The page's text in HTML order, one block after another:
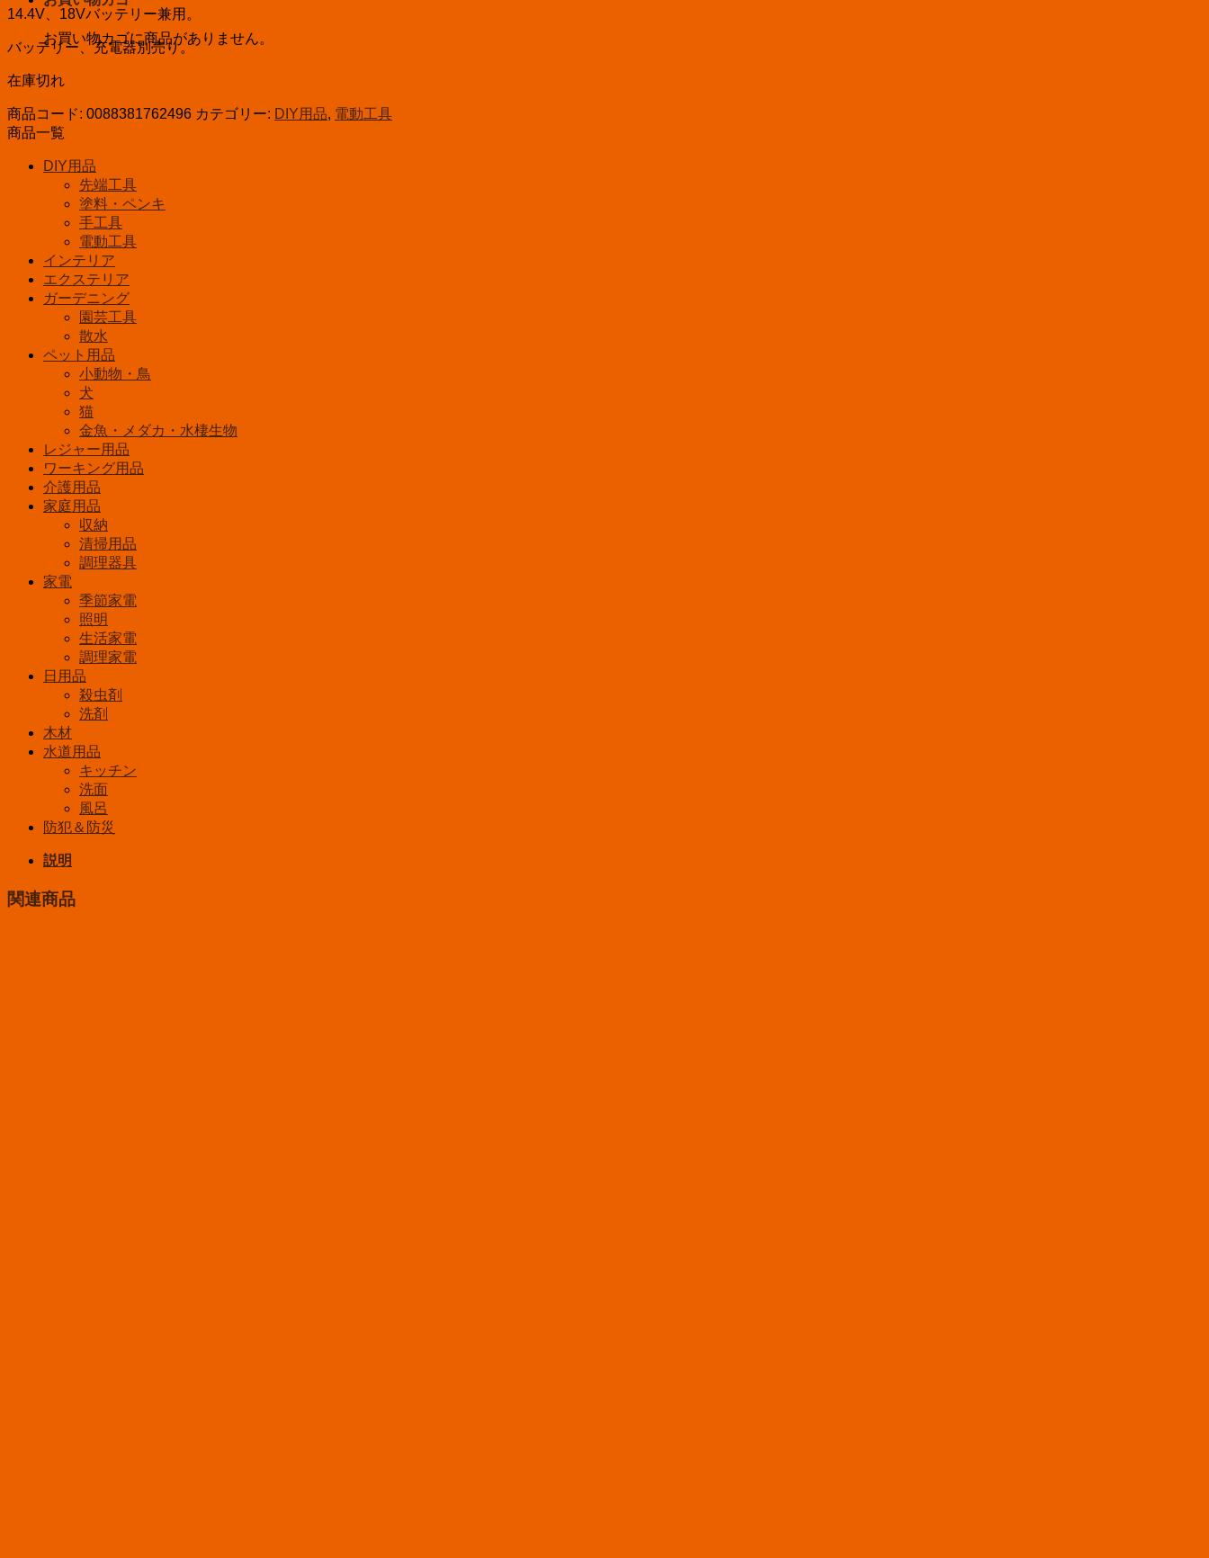
お買い物カゴに商品がありません。
14.4V、18Vバッテリー兼用。
バッテリー、充電器別売り。
在庫切れ
商品コード: 0088381762496 カテゴリー: DIY用品, 電動工具
商品一覧
DIY用品
先端工具
塗料・ペンキ
手工具
電動工具
インテリア
エクステリア
ガーデニング
園芸工具
散水
ペット用品
小動物・鳥
犬
猫
金魚・メダカ・水棲生物
レジャー用品
ワーキング用品
介護用品
家庭用品
収納
清掃用品
調理器具
家電
季節家電
照明
生活家電
調理家電
日用品
殺虫剤
洗剤
木材
水道用品
キッチン
洗面
風呂
防犯＆防災
説明
関連商品